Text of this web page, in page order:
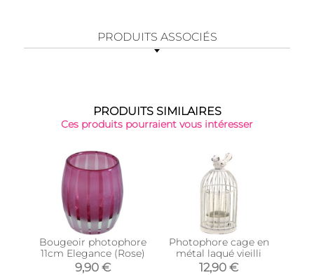
PRODUITS ASSOCIÉS
PRODUITS SIMILAIRES
Ces produits pourraient vous intéresser
Bougeoir photophore
11cm Elegance (Rose)
9,90 €
Photophore cage en
métal laqué vieilli
12,90 €